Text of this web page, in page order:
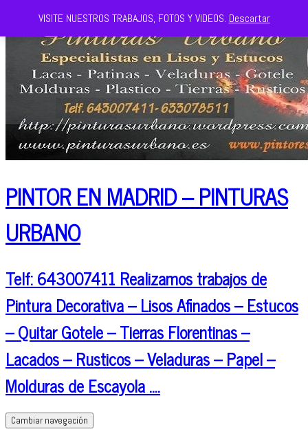
PINTOR EN MADRID – PINTURAS
URBANO
Telf: 643007411 Realizamos trabajos de
Pintura Decorativa – Lisos Afinados – Estucos
– Quitar Gotele – Tierras Florentinas –
Lacados – Rusticos – Veladuras – Papel –
Molduras de Escayola ….
Cambiar navegación
VISITE NUESTROS TRABAJOS, FOTOS Y VIDEOS. Descartar